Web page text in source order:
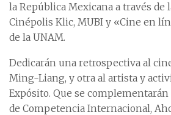
la República Mexicana a través de
Cinépolis Klic, MUBI y «Cine en
de la UNAM.
Dedicarán una retrospectiva al
Ming-Liang, y otra al artista y
Expósito. Que se complementarán
de Competencia Internacional,